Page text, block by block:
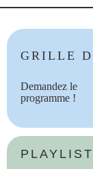
GRILLE
Demandez le
programme !